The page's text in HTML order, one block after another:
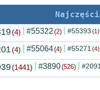
(4) #55322 (2) #55393 (1)
(4) #55064(4) #55271 (4)
(1441) #3890(526)